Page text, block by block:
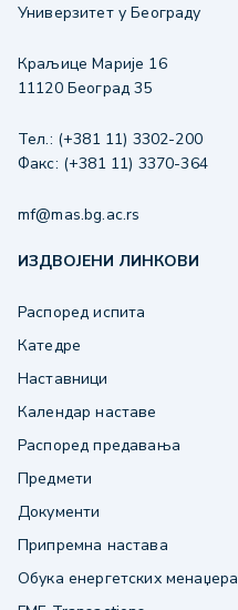
Универзитет у Београду
Краљице Марије 16
11120 Београд 35
Тел.: (+381 11) 3302-200
Факс: (+381 11) 3370-364
mf@mas.bg.ac.rs
ИЗДВОЈЕНИ ЛИНКОВИ
Распоред испита
Катедре
Наставници
Календар наставе
Распоред предавања
Предмети
Документи
Припремна настава
Обука енергетских менаџера